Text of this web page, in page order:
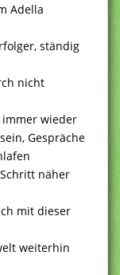
Adella
ständig
nicht
wieder
Gespräche
näher
mit dieser
weiterhin